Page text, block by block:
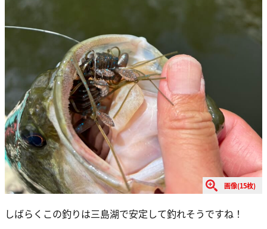
画像(15枚)
しばらくこの釣りは三島湖で安定して釣れそうですね！